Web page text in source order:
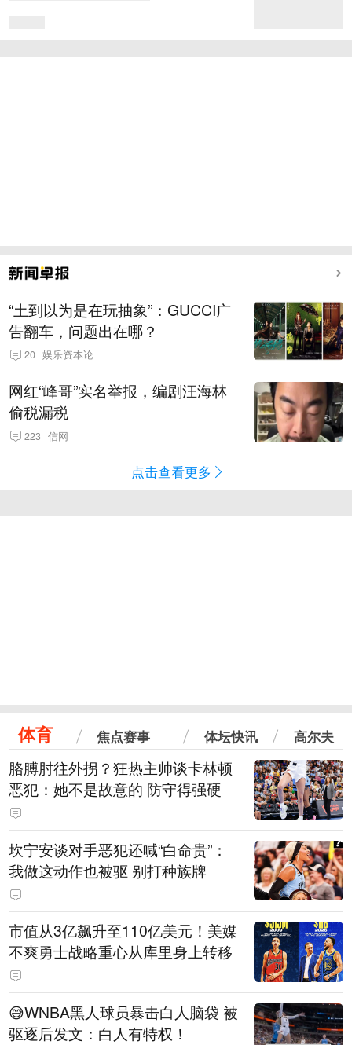
“土到以为是在玩抽象”：GUCCI广
告翻车，问题出在哪？
20 娱乐资本论
网红“峰哥”实名举报，编剧汪海林
偷税漏税
223 信网
点击查看更多
体育 焦点赛事 体坛快讯 高尔夫
胳膊肘往外拐？狂热主帅谈卡林顿
恶犯：她不是故意的 防守得强硬
坎宁安谈对手恶犯还喊“白命贵”：
我做这动作也被驱 别打种族牌
市值从3亿飙升至110亿美元！美媒
不爽勇士战略重心从库里身上转移
😅WNBA黑人球员暴击白人脑袋 被
驱逐后发文：白人有特权！